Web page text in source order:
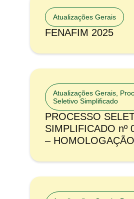
Atualizações Gerais
FENAFIM 2025
Atualizações Gerais
Seletivo Simplificado
PROCESSO
SIMPLIFICADO nº
–